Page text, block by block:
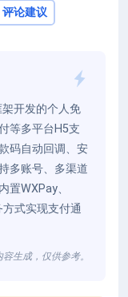
评论建议
开发的个人免
等多平台H5支
码自动回调、安
多账号、多渠道
置WXPay、
式实现支付通
生成，仅供参考。